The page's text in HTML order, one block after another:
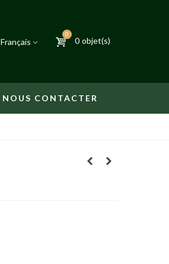
Français
0
0 objet(s)
NOUS CONTACTER